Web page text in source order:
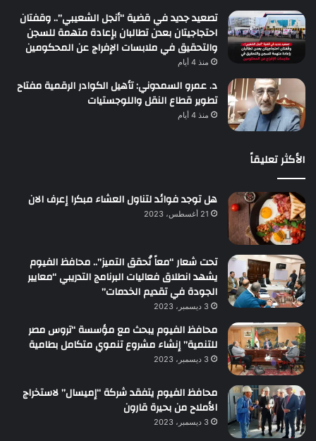
تصعيد جديد في قضية “أنجل الشعيبي”.. وقفتان
احتجاجيتان بعدن تطالبان بإعادة متهمة للسجن
والتحقيق في ملابسات الإفراج عن المحكومين
منذ 4 أيام
د. عمرو السمدوني: تأهيل الكوادر الرقمية مفتاح
تطوير قطاع النقل واللوجستيات
منذ 4 أيام
الأكثر تعليقاً
هل توجد فوائد لتناول العشاء مبكرا إعرف الان
21 أغسطس، 2023
تحت شعار “معاً نُحقق التميز”.. محافظ الفيوم
يشهد انطلاق فعاليات البرنامج التدريبي “معايير
الجودة في تقديم الخدمات”
3 ديسمبر، 2023
محافظ الفيوم يبحث مع مؤسسة “تروس مصر
للتنمية” إنشاء مشروع تنموي متكامل بطامية
3 ديسمبر، 2023
محافظ الفيوم يتفقد شركة “إميسال” لاستخراج
الأملاح من بحيرة قارون
3 ديسمبر، 2023